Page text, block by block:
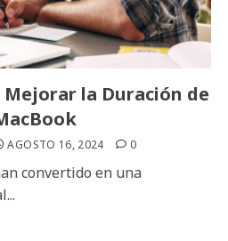
Mejorar la Duración de
AGOSTO 16, 2024 0
convertido en una